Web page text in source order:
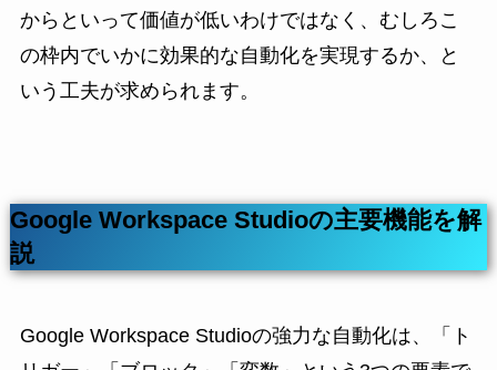
からといって価値が低いわけではなく、むしろこ
の枠内でいかに効果的な自動化を実現するか、と
いう工夫が求められます。
Google Workspace Studioの主要機能を解
説
Google Workspace Studioの強力な自動化は、「ト